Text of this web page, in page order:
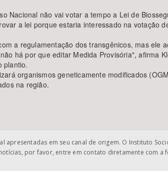
Nacional não vai votar a tempo a Lei de
a lei porque estaria interessado na votação
a regulamentação dos transgênicos, mas ele
há por que editar Medida Provisória", afirma
plantio.
organismos geneticamente modificados
na região.
em seu canal de origem. O Instituto
por favor, entre em contato diretamente com a